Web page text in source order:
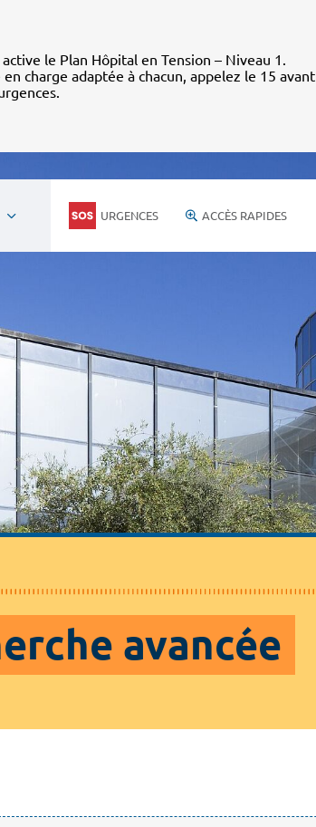
le Plan Hôpital en Tension – Niveau 1.
charge adaptée à chacun, appelez le 15 avant
URGENCES ACCÈS RAPIDES
avancée